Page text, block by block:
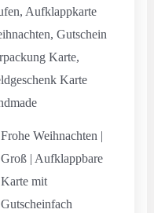
Frohe Weihnachten |
Groß | Aufklappbare
Karte mit
Gutscheinfach